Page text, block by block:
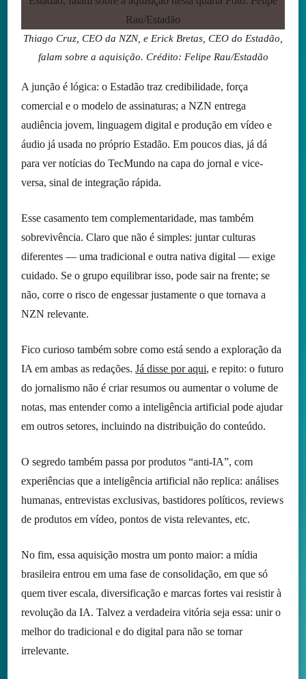
Thiago Cruz, CEO da NZN, e Erick Bretas, CEO do Estadão,
falam sobre a aquisição. Crédito: Felipe Rau/Estadão
A junção é lógica: o Estadão traz credibilidade, força
comercial e o modelo de assinaturas; a NZN entrega
audiência jovem, linguagem digital e produção em vídeo e
áudio já usada no próprio Estadão. Em poucos dias, já dá
para ver notícias do TecMundo na capa do jornal e vice-
versa, sinal de integração rápida.
Esse casamento tem complementaridade, mas também
sobrevivência. Claro que não é simples: juntar culturas
diferentes — uma tradicional e outra nativa digital — exige
cuidado. Se o grupo equilibrar isso, pode sair na frente; se
não, corre o risco de engessar justamente o que tornava a
NZN relevante.
Fico curioso também sobre como está sendo a exploração da
IA em ambas as redações.Já disse por aqui, e repito: o futuro
do jornalismo não é criar resumos ou aumentar o volume de
notas, mas entender como a inteligência artificial pode ajudar
em outros setores, incluindo na distribuição do conteúdo.
O segredo também passa por produtos “anti-IA”, com
experiências que a inteligência artificial não replica: análises
humanas, entrevistas exclusivas, bastidores políticos, reviews
de produtos em vídeo, pontos de vista relevantes, etc.
No fim, essa aquisição mostra um ponto maior: a mídia
brasileira entrou em uma fase de consolidação, em que só
quem tiver escala, diversificação e marcas fortes vai resistir à
revolução da IA. Talvez a verdadeira vitória seja essa: unir o
melhor do tradicional e do digital para não se tornar
irrelevante.